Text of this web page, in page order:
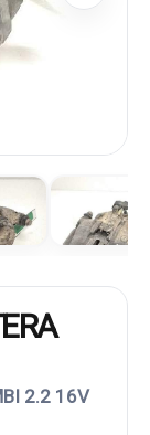
2.2 16V